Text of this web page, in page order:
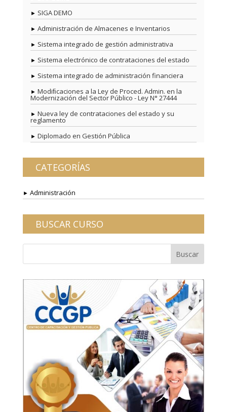
SIGA DEMO
Administración de Almacenes e Inventarios
Sistema integrado de gestión administrativa
Sistema electrónico de contrataciones del estado
Sistema integrado de administración financiera
Modiﬁcaciones a la Ley de Proced. Admin. en la
Modernización del Sector Público - Ley N° 27444
Nueva ley de contrataciones del estado y su
reglamento
Diplomado en Gestión Pública
CATEGORÍAS
Administración
BUSCAR CURSO